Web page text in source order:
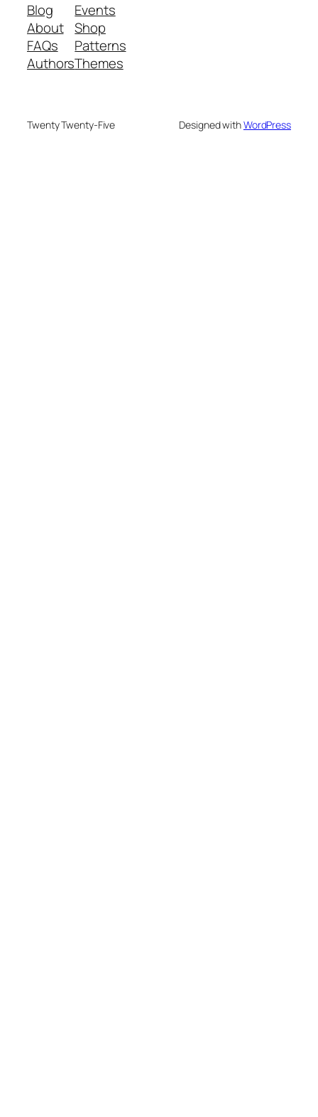
Blog
About
FAQs
Authors
Events
Shop
Patterns
Themes
Twenty Twenty-Five Designed withWordPress